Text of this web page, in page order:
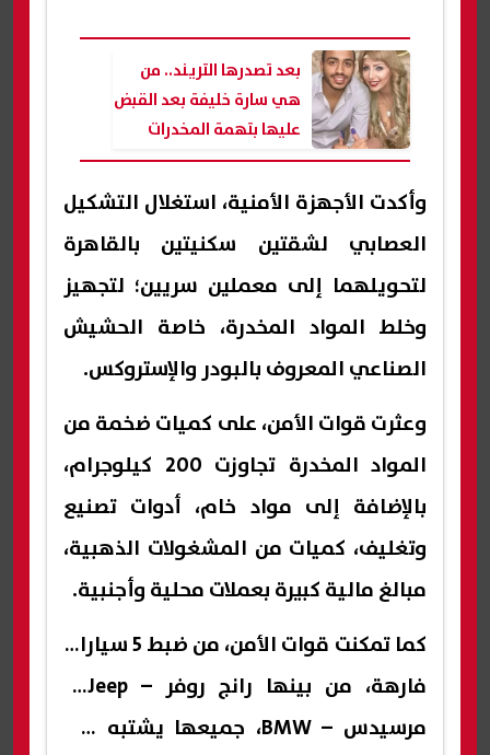
بعد تصدرها التريند.. من
هي سارة خليفة بعد القبض
عليها بتهمة المخدرات
(القصة الكاملة)
وأكدت الأجهزة الأمنية، استغلال التشكيل
العصابي لشقتين سكنيتين بالقاهرة
لتحويلهما إلى معملين سريين؛ لتجهيز
وخلط المواد المخدرة، خاصة الحشيش
الصناعي المعروف بالبودر والإستروكس.
وعثرت قوات الأمن، على كميات ضخمة من
المواد المخدرة تجاوزت 200 كيلوجرام،
بالإضافة إلى مواد خام، أدوات تصنيع
وتغليف، كميات من المشغولات الذهبية،
مبالغ مالية كبيرة بعملات محلية وأجنبية.
كما تمكنت قوات الأمن، من ضبط 5 سيارات
فارهة، من بينها رانج روفر – Jeep –
مرسيدس – BMW، جميعها يشتبه في